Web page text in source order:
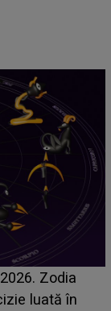
până
Casa Iubirii